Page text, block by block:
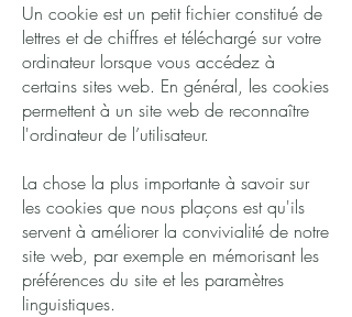
Un cookie est un petit fichier constitué de
lettres et de chiffres et téléchargé sur votre
ordinateur lorsque vous accédez à
certains sites web. En général, les cookies
permettent à un site web de reconnaître
l'ordinateur de l’utilisateur.
La chose la plus importante à savoir sur
les cookies que nous plaçons est qu'ils
servent à améliorer la convivialité de notre
site web, par exemple en mémorisant les
préférences du site et les paramètres
linguistiques.